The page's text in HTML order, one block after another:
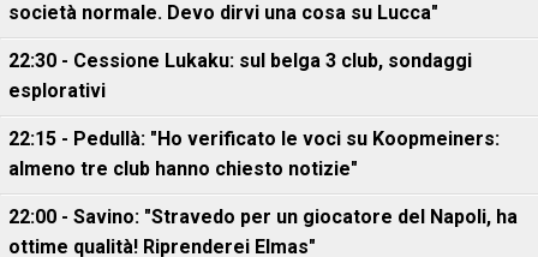
società normale. Devo dirvi una cosa su Lucca"
22:30 - Cessione Lukaku: sul belga 3 club, sondaggi
esplorativi
22:15 - Pedullà: "Ho verificato le voci su Koopmeiners:
almeno tre club hanno chiesto notizie"
22:00 - Savino: "Stravedo per un giocatore del Napoli, ha
ottime qualità! Riprenderei Elmas"